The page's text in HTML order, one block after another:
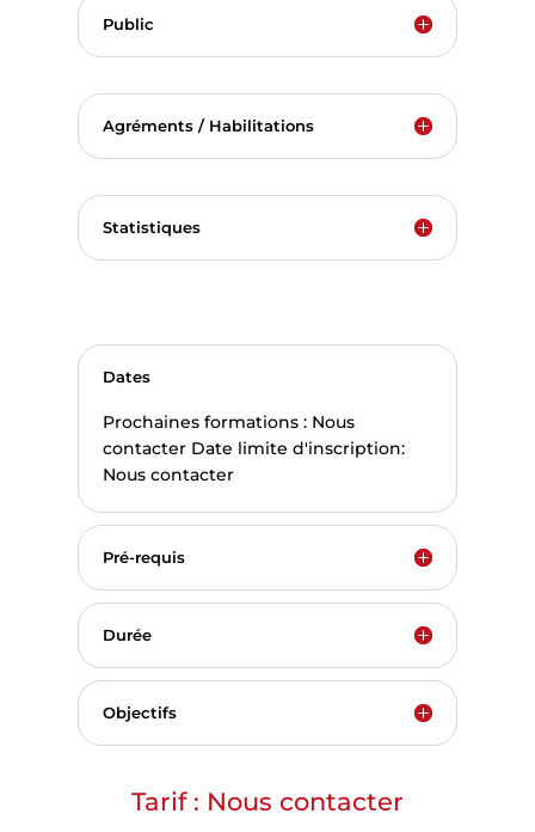
Public
Agréments / Habilitations
Statistiques
Dates
Prochaines formations : Nous
contacter Date limite d'inscription:
Nous contacter
Pré-requis
Durée
Objectifs
Tarif : Nous contacter